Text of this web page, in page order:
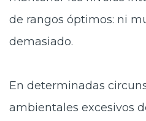
de rangos óptimos: ni
demasiado.
En determinadas
ambientales excesivos